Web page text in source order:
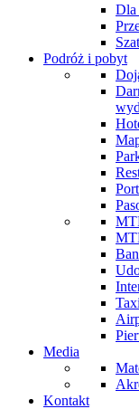
Dla
Podróż i pobyt
Taxi
Media
Kontakt